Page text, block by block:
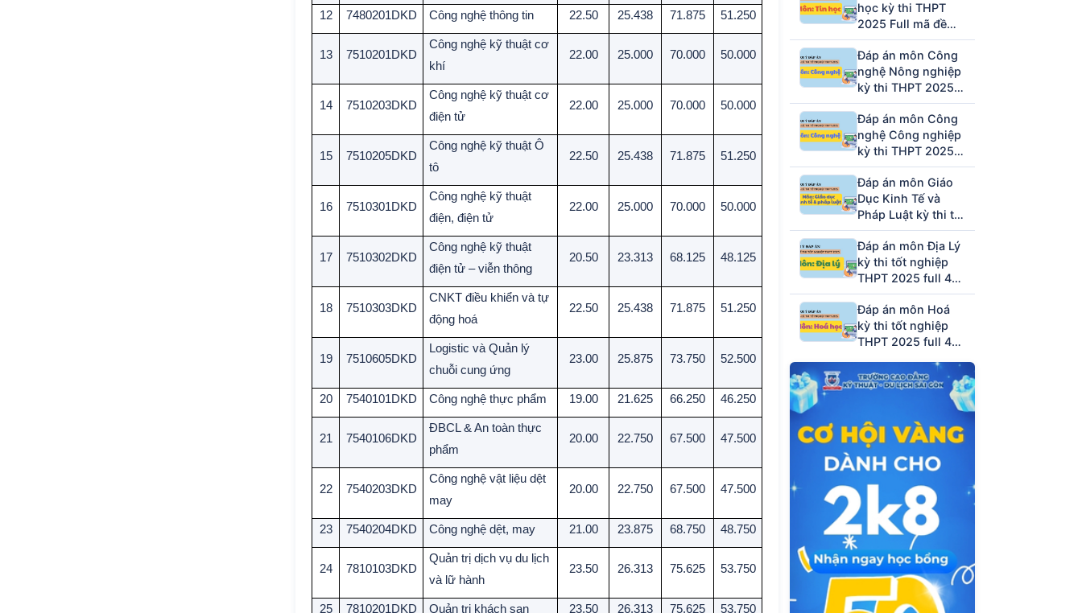
12 7480201DKD Công nghệ thông tin 22.50 25.438 71.875 51.250
13 7510201DKD
Công nghệ kỹ thuật cơ
khí
22.00 25.000 70.000 50.000
14 7510203DKD
Công nghệ kỹ thuật cơ
điện tử
22.00 25.000 70.000 50.000
15 7510205DKD
Công nghệ kỹ thuật Ô
tô
22.50 25.438 71.875 51.250
16 7510301DKD
Công nghệ kỹ thuật
điện, điện tử
22.00 25.000 70.000 50.000
17 7510302DKD
Công nghệ kỹ thuật
điện tử – viễn thông
20.50 23.313 68.125 48.125
18 7510303DKD
CNKT điều khiển và tự
động hoá
22.50 25.438 71.875 51.250
19 7510605DKD
Logistic và Quản lý
chuỗi cung ứng
23.00 25.875 73.750 52.500
20 7540101DKD Công nghệ thực phẩm 19.00 21.625 66.250 46.250
21 7540106DKD
ĐBCL & An toàn thực
phẩm
20.00 22.750 67.500 47.500
22 7540203DKD
Công nghệ vật liệu dệt
may
20.00 22.750 67.500 47.500
23 7540204DKD Công nghệ dệt, may 21.00 23.875 68.750 48.750
24 7810103DKD
Quản trị dịch vụ du lịch
và lữ hành
23.50 26.313 75.625 53.750
25 7810201DKD Quản trị khách sạn 23.50 26.313 75.625 53.750
học kỳ thi THPT
2025 Full mã đề
(tham khảo)
Đáp án môn Công
nghệ Nông nghiệp
kỳ thi THPT 2025
full mã đề (tham
khảo)
Đáp án môn Công
nghệ Công nghiệp
kỳ thi THPT 2025
full mã đề (tham
khảo)
Đáp án môn Giáo
Dục Kinh Tế và
Pháp Luật kỳ thi tốt
nghiệp THPT 2025
full 48 mã đề
Đáp án môn Địa Lý
kỳ thi tốt nghiệp
THPT 2025 full 48
mã đề (tham khảo)
Đáp án môn Hoá
kỳ thi tốt nghiệp
THPT 2025 full 48